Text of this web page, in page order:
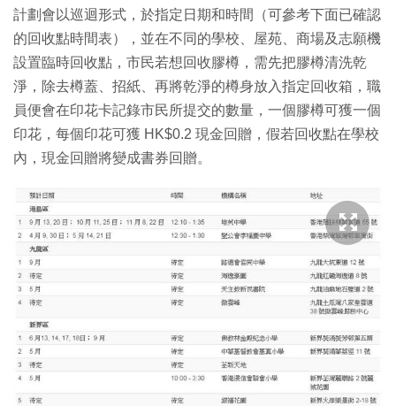
計劃會以巡迴形式，於指定日期和時間（可參考下面已確認
的回收點時間表），並在不同的學校、屋苑、商場及志願機
設置臨時回收點，市民若想回收膠樽，需先把膠樽清洗乾
淨，除去樽蓋、招紙、再將乾淨的樽身放入指定回收箱，職
員便會在印花卡記錄市民所提交的數量，一個膠樽可獲一個
印花，每個印花可獲 HK$0.2 現金回贈，假若回收點在學校
內，現金回贈將變成書券回贈。